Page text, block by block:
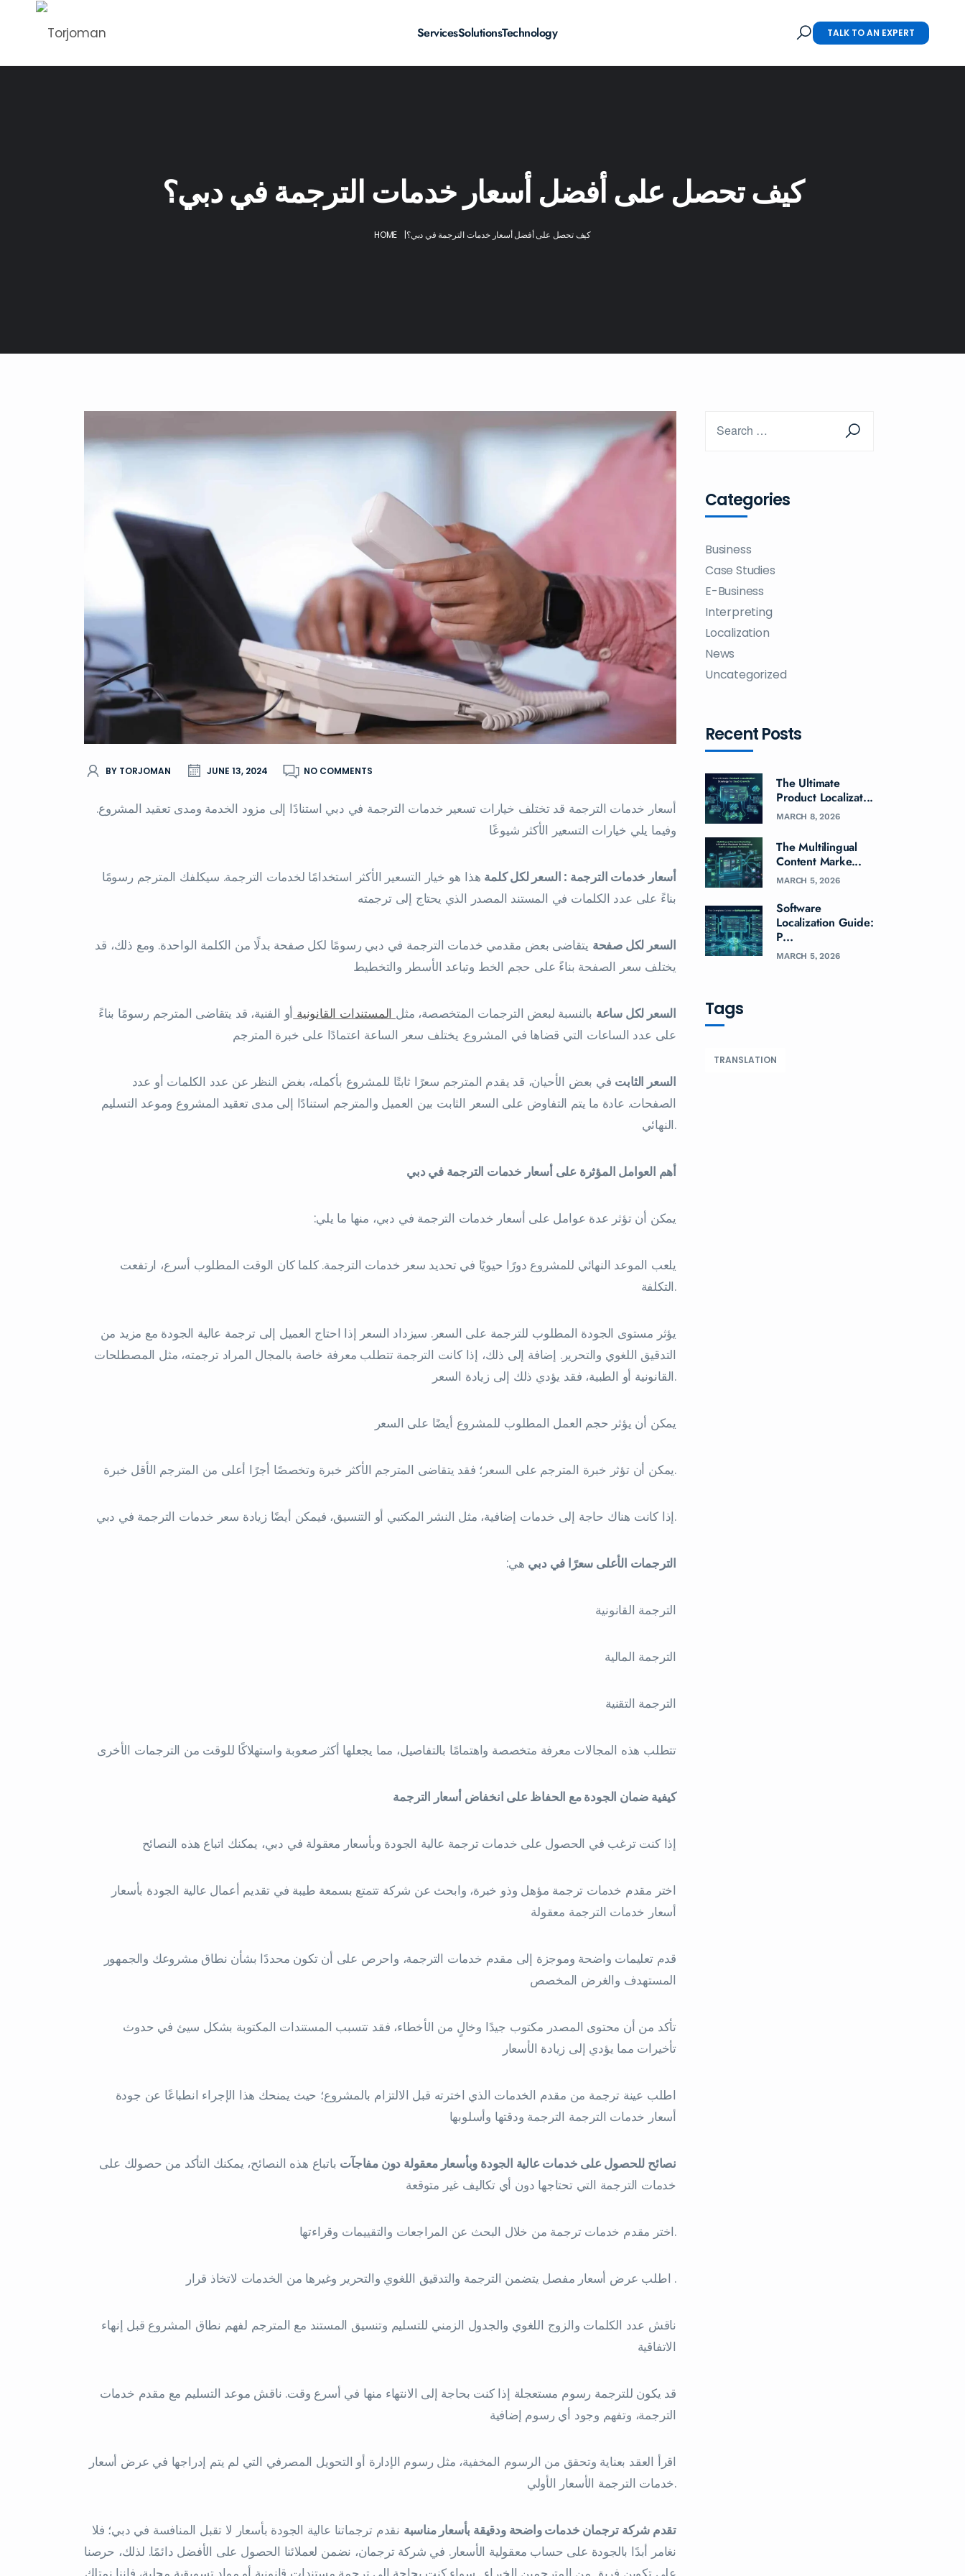
ServicesSolutionsTechnology TALK TO AN EXPERT
كيف تحصل على أفضل أسعار خدمات الترجمة في دبي؟
HOME |كيف تحصل على أفضل أسعار خدمات الترجمة في دبي؟
BY TORJOMAN JUNE 13, 2024 NO COMMENTS
أسعار خدمات الترجمة قد تختلف خيارات تسعير خدمات الترجمة في دبي استنادًا إلى مزود الخدمة ومدى تعقيد المشروع.
وفيما يلي خيارات التسعير الأكثر شيوعًا
أسعار خدمات الترجمة : السعر لكل كلمة هذا هو خيار التسعير الأكثر استخدامًا لخدمات الترجمة. سيكلفك المترجم رسومًا
بناءً على عدد الكلمات في المستند المصدر الذي يحتاج إلى ترجمته
السعر لكل صفحة يتقاضى بعض مقدمي خدمات الترجمة في دبي رسومًا لكل صفحة بدلًا من الكلمة الواحدة. ومع ذلك، قد
يختلف سعر الصفحة بناءً على حجم الخط وتباعد الأسطر والتخطيط
السعر لكل ساعة بالنسبة لبعض الترجمات المتخصصة، مثل المستندات القانونية أو الفنية، قد يتقاضى المترجم رسومًا بناءً
على عدد الساعات التي قضاها في المشروع. يختلف سعر الساعة اعتمادًا على خبرة المترجم
السعر الثابت في بعض الأحيان، قد يقدم المترجم سعرًا ثابتًا للمشروع بأكمله، بغض النظر عن عدد الكلمات أو عدد
الصفحات. عادة ما يتم التفاوض على السعر الثابت بين العميل والمترجم استنادًا إلى مدى تعقيد المشروع وموعد التسليم
النهائي.
أهم العوامل المؤثرة على أسعار خدمات الترجمة في دبي
:يمكن أن تؤثر عدة عوامل على أسعار خدمات الترجمة في دبي، منها ما يلي
يلعب الموعد النهائي للمشروع دورًا حيويًا في تحديد سعر خدمات الترجمة. كلما كان الوقت المطلوب أسرع، ارتفعت
التكلفة.
يؤثر مستوى الجودة المطلوب للترجمة على السعر. سيزداد السعر إذا احتاج العميل إلى ترجمة عالية الجودة مع مزيد من
التدقيق اللغوي والتحرير. إضافة إلى ذلك، إذا كانت الترجمة تتطلب معرفة خاصة بالمجال المراد ترجمته، مثل المصطلحات
القانونية أو الطبية، فقد يؤدي ذلك إلى زيادة السعر.
يمكن أن يؤثر حجم العمل المطلوب للمشروع أيضًا على السعر
يمكن أن تؤثر خبرة المترجم على السعر؛ فقد يتقاضى المترجم الأكثر خبرة وتخصصًا أجرًا أعلى من المترجم الأقل خبرة.
إذا كانت هناك حاجة إلى خدمات إضافية، مثل النشر المكتبي أو التنسيق، فيمكن أيضًا زيادة سعر خدمات الترجمة في دبي.
: الترجمات الأعلى سعرًا في دبي هي
الترجمة القانونية
الترجمة المالية
الترجمة التقنية
تتطلب هذه المجالات معرفة متخصصة واهتمامًا بالتفاصيل، مما يجعلها أكثر صعوبة واستهلاكًا للوقت من الترجمات الأخرى
كيفية ضمان الجودة مع الحفاظ على انخفاض أسعار الترجمة
إذا كنت ترغب في الحصول على خدمات ترجمة عالية الجودة وبأسعار معقولة في دبي، يمكنك اتباع هذه النصائح
اختر مقدم خدمات ترجمة مؤهل وذو خبرة، وابحث عن شركة تتمتع بسمعة طيبة في تقديم أعمال عالية الجودة بأسعار
أسعار خدمات الترجمة معقولة
قدم تعليمات واضحة وموجزة إلى مقدم خدمات الترجمة، واحرص على أن تكون محددًا بشأن نطاق مشروعك والجمهور
المستهدف والغرض المخصص
تأكد من أن محتوى المصدر مكتوب جيدًا وخالٍ من الأخطاء، فقد تتسبب المستندات المكتوبة بشكل سيئ في حدوث
تأخيرات مما يؤدي إلى زيادة الأسعار
اطلب عينة ترجمة من مقدم الخدمات الذي اخترته قبل الالتزام بالمشروع؛ حيث يمنحك هذا الإجراء انطباعًا عن جودة
أسعار خدمات الترجمة الترجمة ودقتها وأسلوبها
نصائح للحصول على خدمات عالية الجودة وبأسعار معقولة دون مفاجآت باتباع هذه النصائح، يمكنك التأكد من حصولك على
خدمات الترجمة التي تحتاجها دون أي تكاليف غير متوقعة
اختر مقدم خدمات ترجمة من خلال البحث عن المراجعات والتقييمات وقراءتها.
اطلب عرض أسعار مفصل يتضمن الترجمة والتدقيق اللغوي والتحرير وغيرها من الخدمات لاتخاذ قرار .
ناقش عدد الكلمات والزوج اللغوي والجدول الزمني للتسليم وتنسيق المستند مع المترجم لفهم نطاق المشروع قبل إنهاء
الاتفاقية
قد يكون للترجمة رسوم مستعجلة إذا كنت بحاجة إلى الانتهاء منها في أسرع وقت. ناقش موعد التسليم مع مقدم خدمات
الترجمة، وتفهم وجود أي رسوم إضافية
اقرأ العقد بعناية وتحقق من الرسوم المخفية، مثل رسوم الإدارة أو التحويل المصرفي التي لم يتم إدراجها في عرض أسعار
خدمات الترجمة الأسعار الأولي.
تقدم شركة ترجمان خدمات واضحة ودقيقة بأسعار مناسبة نقدم ترجماتنا عالية الجودة بأسعار لا تقبل المنافسة في دبي؛ فلا
نغامر أبدًا بالجودة على حساب معقولية الأسعار. في شركة ترجمان، نضمن لعملائنا الحصول على الأفضل دائمًا. لذلك، حرصنا
Categories
Business
Case Studies
E-Business
Interpreting
Localization
News
Uncategorized
Recent Posts
The Ultimate
Product Localizat...
MARCH 8, 2026
The Multilingual
Content Marke...
MARCH 5, 2026
Software
Localization Guide:
P...
MARCH 5, 2026
Tags
TRANSLATION